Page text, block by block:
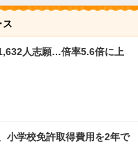
人志願…倍率5.6倍に上
小学校免許取得費用を2年で